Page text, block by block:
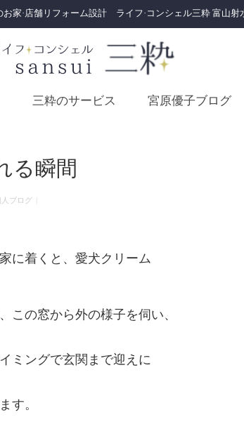
お家·店舗リフォーム設計 ライフ·コンシェル三粋 富山射
三粋のサービス 宮原優子ブログ
る瞬間
人ブログ
に着くと、愛犬クリーム
この窓から外の様子を伺い、
ミングで玄関まで迎えに
す。